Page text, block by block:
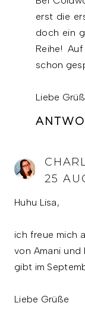
erst die
doch ein
Reihe!
schon
Liebe
25
Huhu Lisa,
ich freue mich
von Amani und
gibt im
Liebe Grüße